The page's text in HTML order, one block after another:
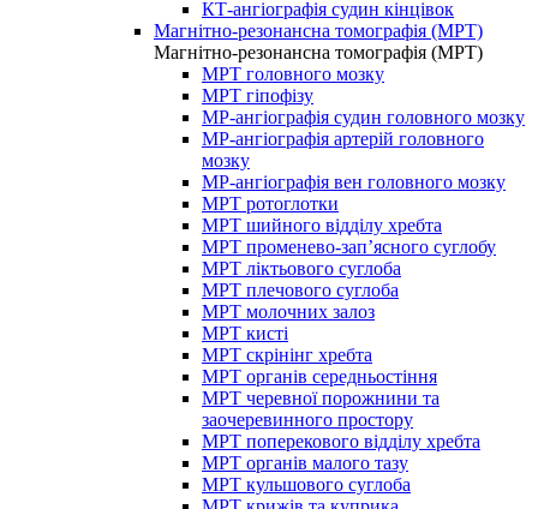
КТ-ангіографія судин кінцівок
Магнітно-резонансна томографія (МРТ)
Магнітно-резонансна томографія (МРТ)
МРТ головного мозку
МРТ гіпофізу
МР-ангіографія судин головного мозку
МР-ангіографія артерій головного
мозку
МР-ангіографія вен головного мозку
МРТ ротоглотки
МРТ шийного відділу хребта
МРТ променево-зап’ясного суглобу
МРТ ліктьового суглоба
МРТ плечового суглоба
МРТ молочних залоз
МРТ кисті
МРТ скрінінг хребта
МРТ органів середньостіння
МРТ черевної порожнини та
заочеревинного простору
МРТ поперекового відділу хребта
МРТ органів малого тазу
МРТ кульшового суглоба